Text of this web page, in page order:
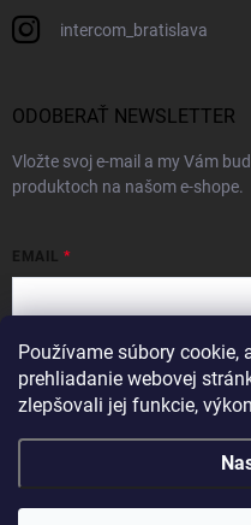
Používame súbory cookie,
prehliadanie webovej
zlepšovali jej funkcie,
intercom_bratislava
ODOBERAŤ NEWSLETTER
Vložte svoj e-mail a my Vám
produktoch na našom e-shope.
EMAIL
Vložením e-mailu súhlasíte s
Prihlásiť sa